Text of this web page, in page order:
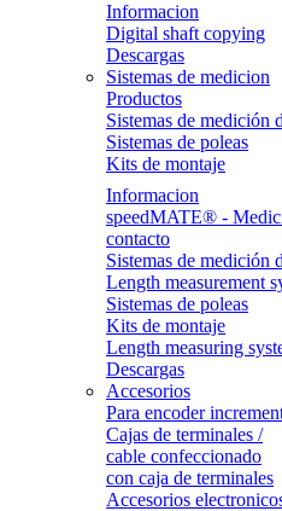
Informacion
Digital shaft copying
Descargas
Sistemas de medicion
Productos
Sistemas de medición
Sistemas de poleas
Kits de montaje
Informacion
speedMATE® -
contacto
Sistemas de medición
Length measurement
Sistemas de poleas
Kits de montaje
Length measuring
Descargas
Accesorios
Para encoder
Cajas de terminales /
cable confeccionado
con caja de terminales
Accesorios